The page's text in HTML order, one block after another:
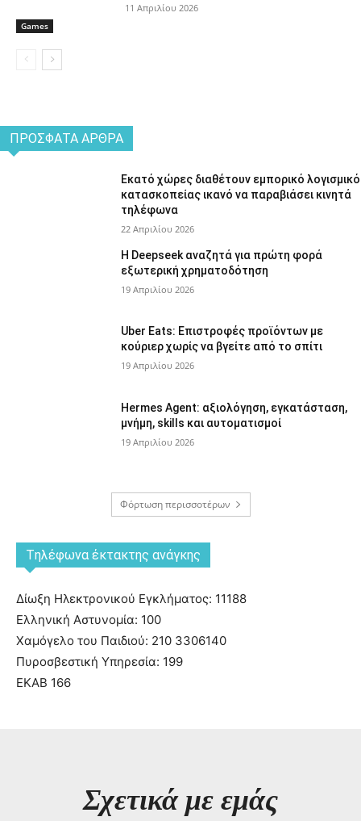
Games
11 Απριλίου 2026
ΠΡΌΣΦΑΤΑ ΆΡΘΡΑ
Εκατό χώρες διαθέτουν εμπορικό λογισμικό
κατασκοπείας ικανό να παραβιάσει κινητά
τηλέφωνα
22 Απριλίου 2026
Η Deepseek αναζητά για πρώτη φορά
εξωτερική χρηματοδότηση
19 Απριλίου 2026
Uber Eats: Επιστροφές προϊόντων με
κούριερ χωρίς να βγείτε από το σπίτι
19 Απριλίου 2026
Hermes Agent: αξιολόγηση, εγκατάσταση,
μνήμη, skills και αυτοματισμοί
19 Απριλίου 2026
Φόρτωση περισσοτέρων
Tηλέφωνα έκτακτης ανάγκης
Δίωξη Ηλεκτρονικού Εγκλήματος: 11188
Ελληνική Αστυνομία: 100
Χαμόγελο του Παιδιού: 210 3306140
Πυροσβεστική Υπηρεσία: 199
ΕΚΑΒ 166
Σχετικά με εμάς